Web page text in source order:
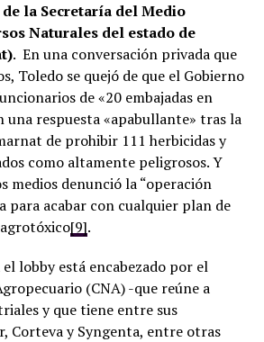
la Secretaría del Medio
Naturales del estado de
. En una conversación privada que
Toledo se quejó de que el Gobierno
de «20 embajadas en
una respuesta «apabullante» tras la
de prohibir 111 herbicidas y
como altamente peligrosos. Y
medios denunció la “operación
para acabar con cualquier plan de
[9].
lobby está encabezado por el
(CNA) -que reúne a
y que tiene entre sus
Corteva y Syngenta, entre otras